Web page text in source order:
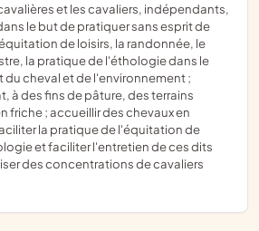
le but de pratiquer sans esprit de
de loisirs, la randonnée, le
la pratique de l'éthologie dans le
cheval et de l'environnement ;
à des fins de pâture, des terrains
friche ; accueillir des chevaux en
la pratique de l'équitation de
et faciliter l'entretien de ces dits
des concentrations de cavaliers